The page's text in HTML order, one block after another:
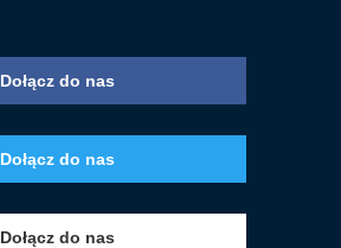
Dołącz do nas
Dołącz do nas
Dołącz do nas